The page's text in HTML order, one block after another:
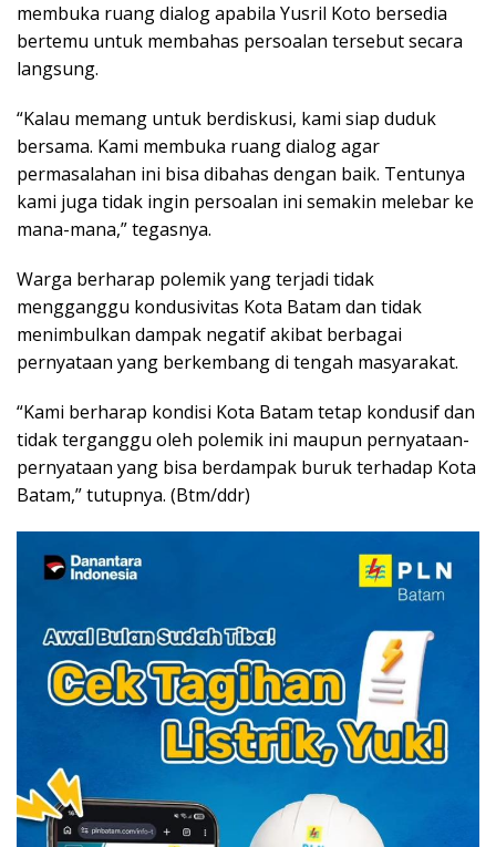
membuka ruang dialog apabila Yusril Koto bersedia
bertemu untuk membahas persoalan tersebut secara
langsung.
“Kalau memang untuk berdiskusi, kami siap duduk
bersama. Kami membuka ruang dialog agar
permasalahan ini bisa dibahas dengan baik. Tentunya
kami juga tidak ingin persoalan ini semakin melebar ke
mana-mana,” tegasnya.
Warga berharap polemik yang terjadi tidak
mengganggu kondusivitas Kota Batam dan tidak
menimbulkan dampak negatif akibat berbagai
pernyataan yang berkembang di tengah masyarakat.
“Kami berharap kondisi Kota Batam tetap kondusif dan
tidak terganggu oleh polemik ini maupun pernyataan-
pernyataan yang bisa berdampak buruk terhadap Kota
Batam,” tutupnya. (Btm/ddr)